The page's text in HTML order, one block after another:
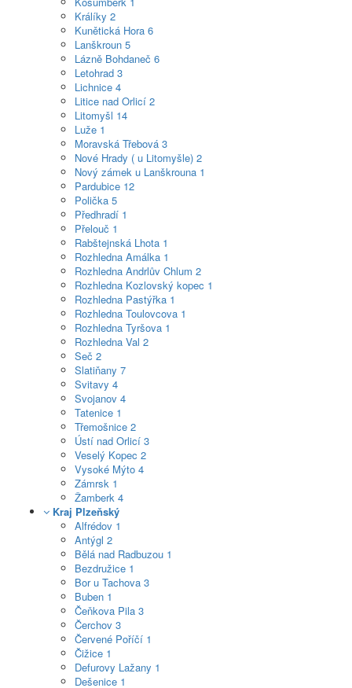
Králíky 2
Kunětická Hora 6
Lanškroun 5
Lázně Bohdaneč 6
Letohrad 3
Lichnice 4
Litice nad Orlicí 2
Litomyšl 14
Luže 1
Moravská Třebová 3
Nové Hrady ( u Litomyšle) 2
Nový zámek u Lanškrouna 1
Pardubice 12
Polička 5
Předhradí 1
Přelouč 1
Rabštejnská Lhota 1
Rozhledna Amálka 1
Rozhledna Andrlův Chlum 2
Rozhledna Kozlovský kopec 1
Rozhledna Pastýřka 1
Rozhledna Toulovcova 1
Rozhledna Tyršova 1
Rozhledna Val 2
Seč 2
Slatiňany 7
Svitavy 4
Svojanov 4
Tatenice 1
Třemošnice 2
Ústí nad Orlicí 3
Veselý Kopec 2
Vysoké Mýto 4
Zámrsk 1
Žamberk 4
Kraj Plzeňský
Alfrédov 1
Antýgl 2
Bělá nad Radbuzou 1
Bezdružice 1
Bor u Tachova 3
Buben 1
Čeňkova Pila 3
Čerchov 3
Červené Poříčí 1
Čižice 1
Defurovy Lažany 1
Dešenice 1